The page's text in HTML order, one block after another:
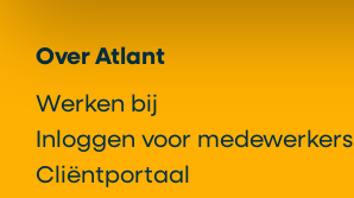
Over Atlant
Werken bij
Inloggen voor medewerkers
Cliëntportaal